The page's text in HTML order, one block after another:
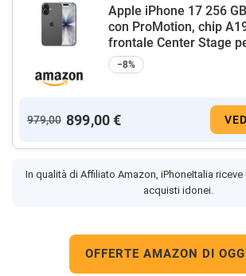
Apple iPhone 17 256
con ProMotion, chip
frontale Center Stage
−8%
979,00 899,00 €
In qualità di Affiliato Amazon, iPhoneItalia
acquisti idonei.
OFFERTE AMAZON DI OGGI